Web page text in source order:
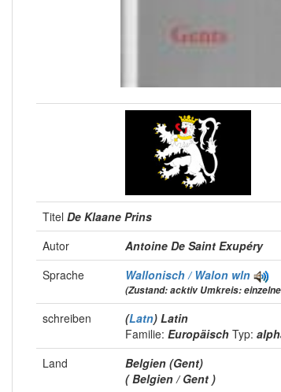
Titel De Klaane Prins
Autor
Antoine De Saint Exupéry
Sprache
Wallonisch / Walon wln
(Zustand: acktiv Umkreis:
schreiben (Latn) Latin
Familie: Europäisch Typ:
Land
Belgien (Gent)
( Belgien / Gent )